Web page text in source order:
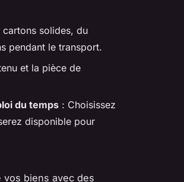
cartons solides, du
pendant le transport.
et la pièce de
du temps : Choisissez
disponible pour
vos biens avec des